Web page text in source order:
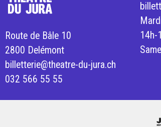
Route de Bâle 10
2800 Delémont
billetterie@theatre-du-jura.ch
032 566 55 55
14h-